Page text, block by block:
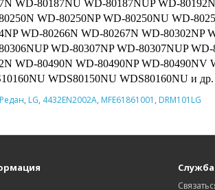
WD-80187NU WD-80187NUP WD-
WD-80250NP WD-80250NU WD-
WD-80266N WD-80267N WD-80302NP
WD-80307NP WD-80307NUP
WD-80490N WD-80490NP WD-
WDS80150NU WDS80160NU и др.
Редан, LG, 4432EN2002A, MFE61861001 , DRM101LG